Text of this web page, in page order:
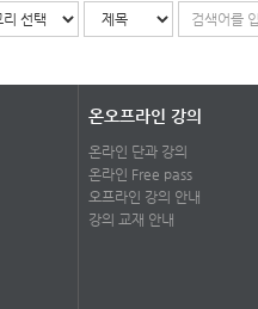
온오프라인 강의
온라인 단과 강의
온라인 Free pass
오프라인 강의 안내
강의 교재 안내